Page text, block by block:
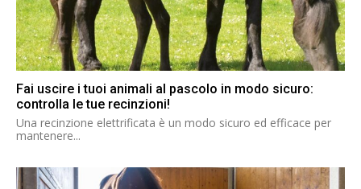
Fai uscire i tuoi animali al pascolo in modo sicuro:
controlla le tue recinzioni!
Una recinzione elettrificata è un modo sicuro ed efficace per
mantenere...